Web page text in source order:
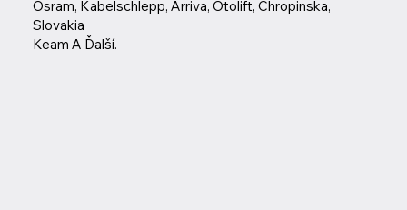
Osram, Kabelschlepp, Arriva, Otolift, Chropinska,
Slovakia
Keam A Ďalší.